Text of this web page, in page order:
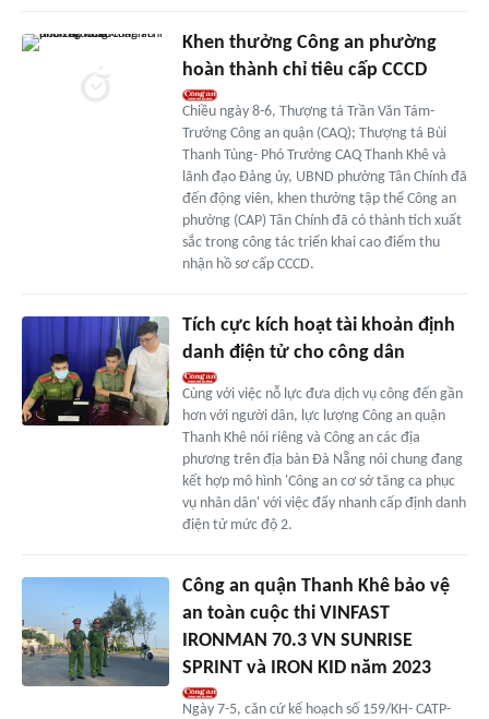
Khen thưởng Công an phường
hoàn thành chỉ tiêu cấp CCCD
Chiều ngày 8-6, Thượng tá Trần Văn Tám-
Trưởng Công an quận (CAQ); Thượng tá Bùi
Thanh Tùng- Phó Trưởng CAQ Thanh Khê và
lãnh đạo Đảng ủy, UBND phường Tân Chính đã
đến động viên, khen thưởng tập thể Công an
phường (CAP) Tân Chính đã có thành tích xuất
sắc trong công tác triển khai cao điểm thu
nhận hồ sơ cấp CCCD.
Tích cực kích hoạt tài khoản định
danh điện tử cho công dân
Cùng với việc nỗ lực đưa dịch vụ công đến gần
hơn với người dân, lực lượng Công an quận
Thanh Khê nói riêng và Công an các địa
phương trên địa bàn Đà Nẵng nói chung đang
kết hợp mô hình 'Công an cơ sở tăng ca phục
vụ nhân dân' với việc đẩy nhanh cấp định danh
điện tử mức độ 2.
Công an quận Thanh Khê bảo vệ
an toàn cuộc thi VINFAST
IRONMAN 70.3 VN SUNRISE
SPRINT và IRON KID năm 2023
Ngày 7-5, căn cứ kế hoạch số 159/KH- CATP-